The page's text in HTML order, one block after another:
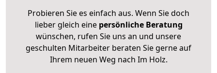
Probieren Sie es einfach aus. Wenn Sie doch
lieber gleich eine persönliche Beratung
wünschen, rufen Sie uns an und unsere
geschulten Mitarbeiter beraten Sie gerne auf
Ihrem neuen Weg nach Im Holz.